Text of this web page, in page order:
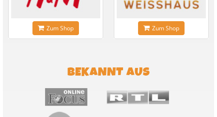
Zum Shop Zum Shop
BEKANNT AUS